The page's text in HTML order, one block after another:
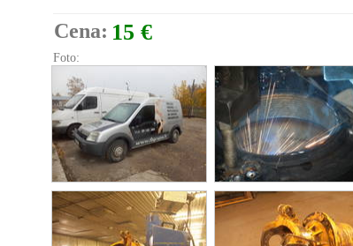
Cena: 15 €
Foto: